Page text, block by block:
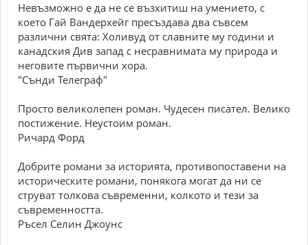
Невъзможно е да не се възхитиш на умението, с
което Гай Вандерхейг пресъздава два съвсем
различни свята: Холивуд от славните му години и
канадския Див запад с несравнимата му природа и
неговите първични хора.
"Сънди Телеграф"
Просто великолепен роман. Чудесен писател. Велико
постижение. Неустоим роман.
Ричард Форд
Добрите романи за историята, противопоставени на
историческите романи, понякога могат да ни се
струват толкова съвременни, колкото и тези за
съвременността.
Ръсел Селин Джоунс